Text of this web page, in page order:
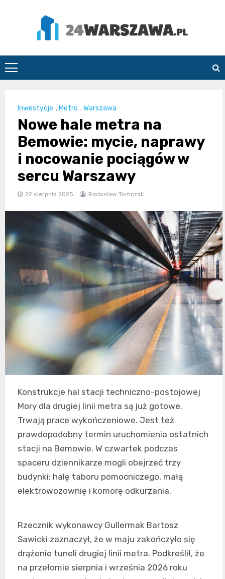
24Warszawa.pl
Inwestycje , Metro ,Warszawa
Nowe hale metra na
Bemowie: mycie, naprawy
i nocowanie pociągów w
sercu Warszawy
22 sierpnia 2025 Radosław Tomczak
Konstrukcje hal stacji techniczno-postojowej
Mory dla drugiej linii metra są już gotowe.
Trwają prace wykończeniowe. Jest też
prawdopodobny termin uruchomienia ostatnich
stacji na Bemowie. W czwartek podczas
spaceru dziennikarze mogli obejrzeć trzy
budynki: halę taboru pomocniczego, małą
elektrowozownię i komorę odkurzania.
Rzecznik wykonawcy Gullermak Bartosz
Sawicki zaznaczył, że w maju zakończyło się
drążenie tuneli drugiej linii metra. Podkreślił, że
na przełomie sierpnia i września 2026 roku